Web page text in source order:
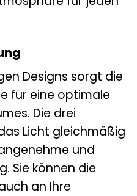
Designs sorgt die
für eine optimale
Die drei
Licht gleichmäßig
und
Sie können die
an Ihre